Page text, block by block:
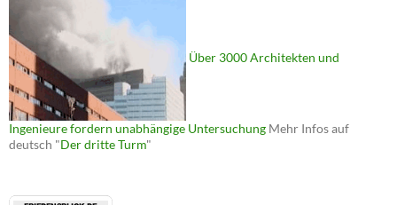
Über 3000 Architekten und
Ingenieure fordern unabhängige Untersuchung Mehr Infos auf
deutsch "Der dritte Turm"